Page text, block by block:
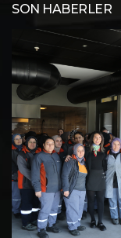
SON HABERLER